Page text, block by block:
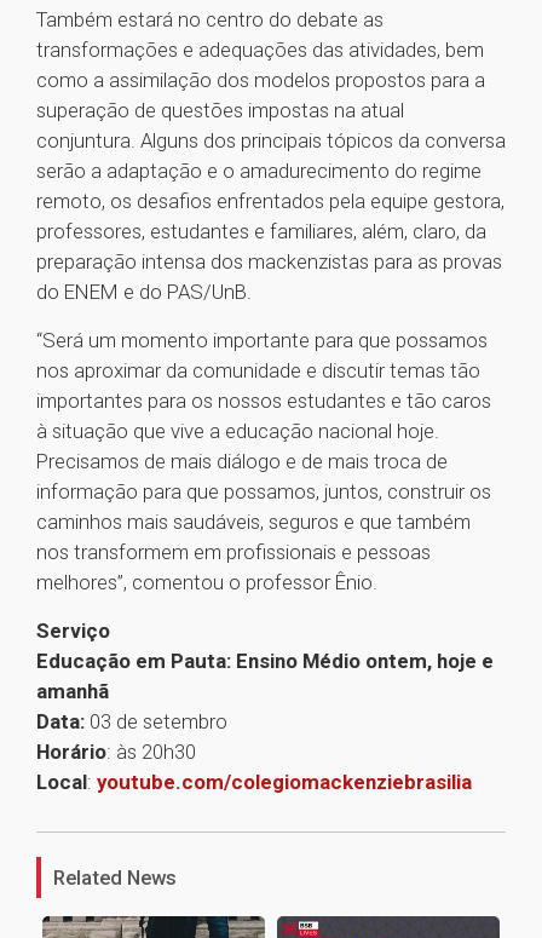
Também estará no centro do debate as
transformações e adequações das atividades, bem
como a assimilação dos modelos propostos para a
superação de questões impostas na atual
conjuntura. Alguns dos principais tópicos da conversa
serão a adaptação e o amadurecimento do regime
remoto, os desafios enfrentados pela equipe gestora,
professores, estudantes e familiares, além, claro, da
preparação intensa dos mackenzistas para as provas
do ENEM e do PAS/UnB.
“Será um momento importante para que possamos
nos aproximar da comunidade e discutir temas tão
importantes para os nossos estudantes e tão caros
à situação que vive a educação nacional hoje.
Precisamos de mais diálogo e de mais troca de
informação para que possamos, juntos, construir os
caminhos mais saudáveis, seguros e que também
nos transformem em profissionais e pessoas
melhores”, comentou o professor Ênio.
Serviço
Educação em Pauta: Ensino Médio ontem, hoje e
amanhã
Data: 03 de setembro
Horário: às 20h30
Local: youtube.com/colegiomackenziebrasilia
1
Related News